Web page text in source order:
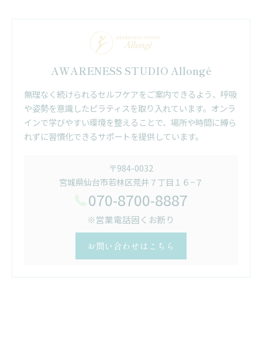
AWARENESS STUDIO Allongé
無理なく続けられるセルフケアをご案内できるよう、呼吸
や姿勢を意識したピラティスを取り入れています。オンラ
インで学びやすい環境を整えることで、場所や時間に縛ら
れずに習慣化できるサポートを提供しています。
〒984-0032
宮城県仙台市若林区荒井７丁目１６−７
070-8700-8887
※営業電話固くお断り
お問い合わせはこちら